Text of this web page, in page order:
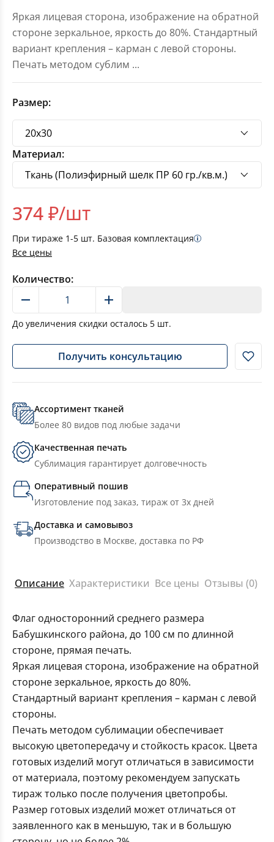
Яркая лицевая сторона, изображение на обратной
стороне зеркальное, яркость до 80%. Стандартный
вариант крепления – карман с левой стороны.
Печать методом сублим ...
Размер:
Материал:
374₽/шт
При тираже 1-5 шт. Базовая комплектация
Все цены
Количество:
До увеличения скидки осталось 5 шт.
Получить консультацию
Ассортимент тканей
Более 80 видов под любые задачи
Качественная печать
Сублимация гарантирует долговечность
Оперативный пошив
Изготовление под заказ, тираж от 3х дней
Доставка и самовывоз
Производство в Москве, доставка по РФ
Описание Характеристики Все цены Отзывы (0)
Флаг односторонний среднего размера
Бабушкинского района, до 100 см по длинной
стороне, прямая печать.
Яркая лицевая сторона, изображение на обратной
стороне зеркальное, яркость до 80%.
Стандартный вариант крепления – карман с левой
стороны.
Печать методом сублимации обеспечивает
высокую цветопередачу и стойкость красок. Цвета
готовых изделий могут отличаться в зависимости
от материала, поэтому рекомендуем запускать
тираж только после получения цветопробы.
Размер готовых изделий может отличаться от
заявленного как в меньшую, так и в большую